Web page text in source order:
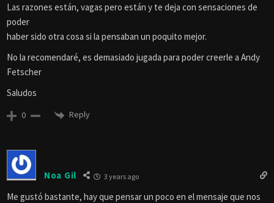
Las razones están, vagas pero están y te deja con sensaciones de
poder
haber sido otra cosa si la pensaban un poquito mejor.
No la recomendaré, es demasiado jugada para poder creerle a Andy
Fetscher
Saludos
0 Reply
Noa Gil 3 years ago
Me gustó bastante, hay que pensar un poco en el mensaje que nos